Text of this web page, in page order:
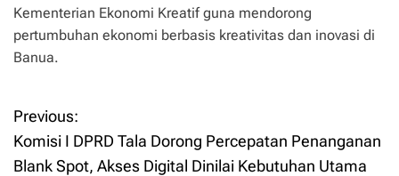
Kementerian Ekonomi Kreatif guna mendorong
pertumbuhan ekonomi berbasis kreativitas dan inovasi di
Banua.
P
o
Previous:
Komisi I DPRD Tala Dorong Percepatan Penanganan
Blank Spot, Akses Digital Dinilai Kebutuhan Utama